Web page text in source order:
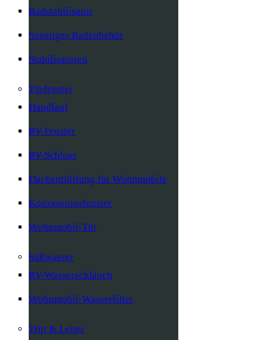
Radstabilisator
Sonstiges Radzubehör
Stabilisatoren
Türfenster
Handlauf
RV-Fenster
RV-Schloss
Dachentlüftung für Wohnmobile
Konzessionsfenster
Wohnmobil-Tür
Süßwasser
RV-Wasserschlauch
Wohnmobil-Wasserfilter
Tritt & Leiter